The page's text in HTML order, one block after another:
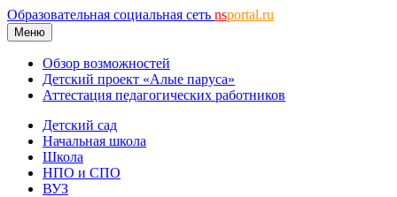
Образовательная социальная сеть nsportal.ru
Меню
Обзор возможностей
Детский проект «Алые паруса»
Аттестация педагогических работников
Детский сад
Начальная школа
Школа
НПО и СПО
ВУЗ